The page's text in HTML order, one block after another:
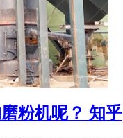
粉机呢？ 知乎